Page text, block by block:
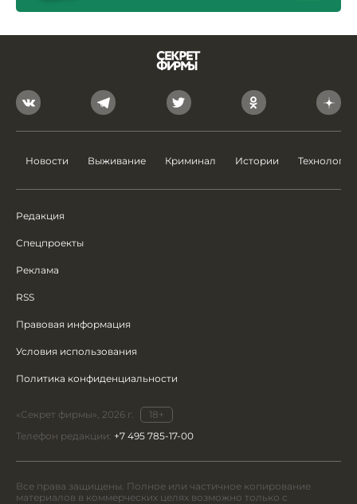
Новости Выживание Криминал Истории Технологии
Редакция
Спецпроекты
Реклама
RSS
Правовая информация
Условия использования
Политика конфиденциальности
«Секрет фирмы», 2026 г.
18+
Телефон редакции: +7 495 785-17-00
Все права защищены. Полное или частичное копирование
материалов в коммерческих целях возможно только с